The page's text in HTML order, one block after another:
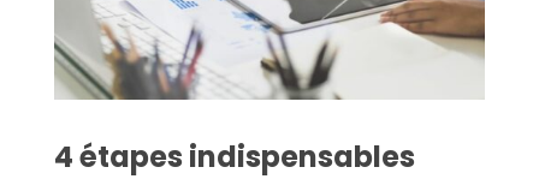
4 étapes indispensables